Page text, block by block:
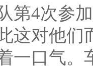
第4次参
这对他们
一口气